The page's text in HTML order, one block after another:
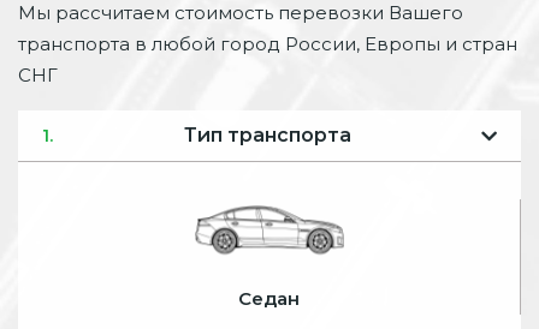
Мы рассчитаем стоимость перевозки Вашего
транспорта в любой город России, Европы и стран
СНГ
1. Тип транспорта
Седан